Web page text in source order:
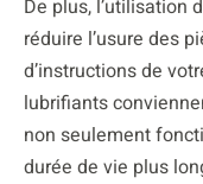
De plus, l’utilisation
réduire l’usure des
d’instructions de
lubrifiants
non seulement
durée de vie plus